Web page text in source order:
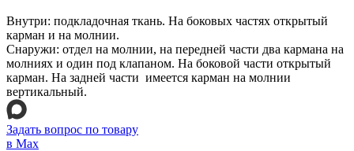
Внутри: подкладочная ткань. На боковых частях открытый
карман и на молнии.
Снаружи: отдел на молнии, на передней части два кармана на
молниях и один под клапаном. На боковой части открытый
карман. На задней части имеется карман на молнии
вертикальный.
Задать вопрос по товару
в Max